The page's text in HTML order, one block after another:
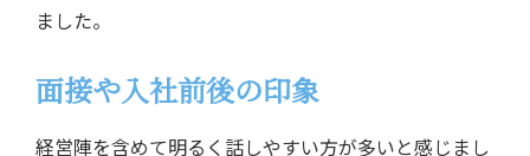
ました。
面接や入社前後の印象
経営陣を含めて明るく話しやすい方が多いと感じまし